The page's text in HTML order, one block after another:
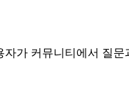
자가 커뮤니티에서 질